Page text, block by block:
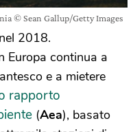
© Sean Gallup/Getty Images
2018.
Europa continua a
e a mietere
rapporto
(Aea), basato